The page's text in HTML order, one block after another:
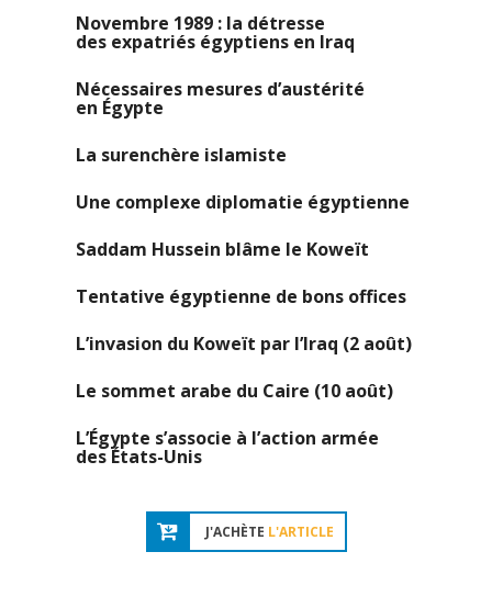
Novembre 1989 : la détresse
des expatriés égyptiens en Iraq
Nécessaires mesures d’austérité
en Égypte
La surenchère islamiste
Une complexe diplomatie égyptienne
Saddam Hussein blâme le Koweït
Tentative égyptienne de bons offices
L’invasion du Koweït par l’Iraq (2 août)
Le sommet arabe du Caire (10 août)
L’Égypte s’associe à l’action armée
des États-Unis
J'ACHÈTE L'ARTICLE